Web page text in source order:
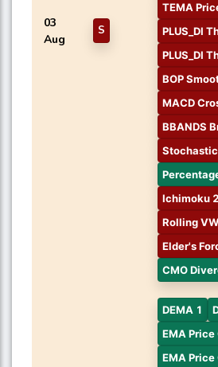
03
Aug
S
TEMA
PLUS_DI
PLUS_DI
BOP
MACD
BBANDS
Ichimoku 2
Rolling
Elder's
CMO
DEMA 1
EMA Price
EMA Price